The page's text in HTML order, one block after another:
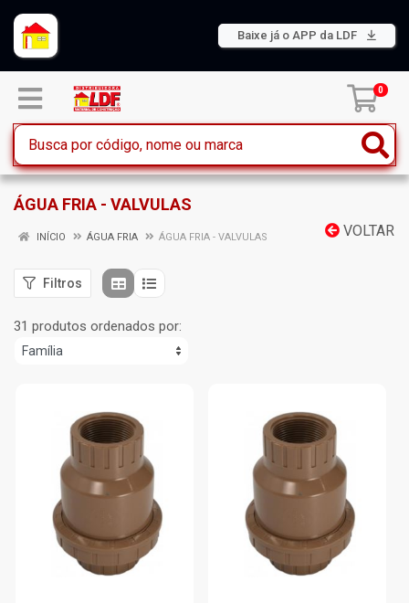
Baixe já o APP da LDF
0
ÁGUA FRIA - VALVULAS
VOLTAR
INÍCIO ÁGUA FRIA ÁGUA FRIA - VALVULAS
Filtros
31 produtos ordenados por: